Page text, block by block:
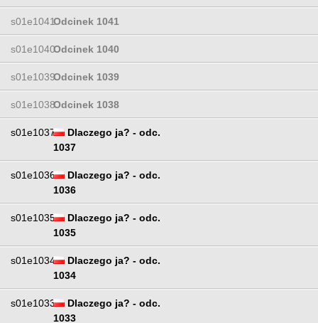
s01e1041Odcinek 1041
s01e1040Odcinek 1040
s01e1039Odcinek 1039
s01e1038Odcinek 1038
s01e1037
Dlaczego ja? - odc.
1037
s01e1036
Dlaczego ja? - odc.
1036
s01e1035
Dlaczego ja? - odc.
1035
s01e1034
Dlaczego ja? - odc.
1034
s01e1033
Dlaczego ja? - odc.
1033